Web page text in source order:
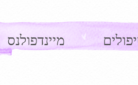
מיינדפולנס